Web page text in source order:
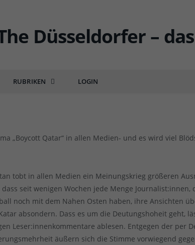
RUBRIKEN LOGIN
„Boycott Qatar“ in allen Medien- und es wird viel
tobt in allen Medien ein Meinungskrieg größeren
seit wenigen Wochen jede Menge Journalist:innen,
noch mit dem Nahen Osten haben, ihre Ansichten
absondern. Dass es um die Deutungshoheit geht,
Leser:innenkommentare ablesen. Entgegen der per
äußern sich die Stimme vorwiegend